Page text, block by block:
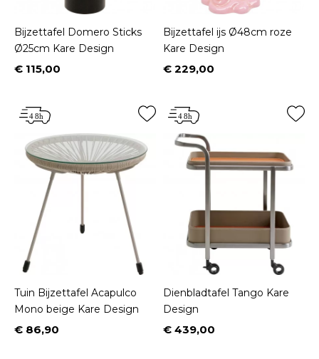
Bijzettafel Domero Sticks
Ø25cm Kare Design
Prijs
€ 115,00
Bijzettafel ijs Ø48cm roze
Kare Design
Prijs
€ 229,00
Tuin Bijzettafel Acapulco
Mono beige Kare Design
Prijs
€ 86,90
Dienbladtafel Tango Kare
Design
Prijs
€ 439,00